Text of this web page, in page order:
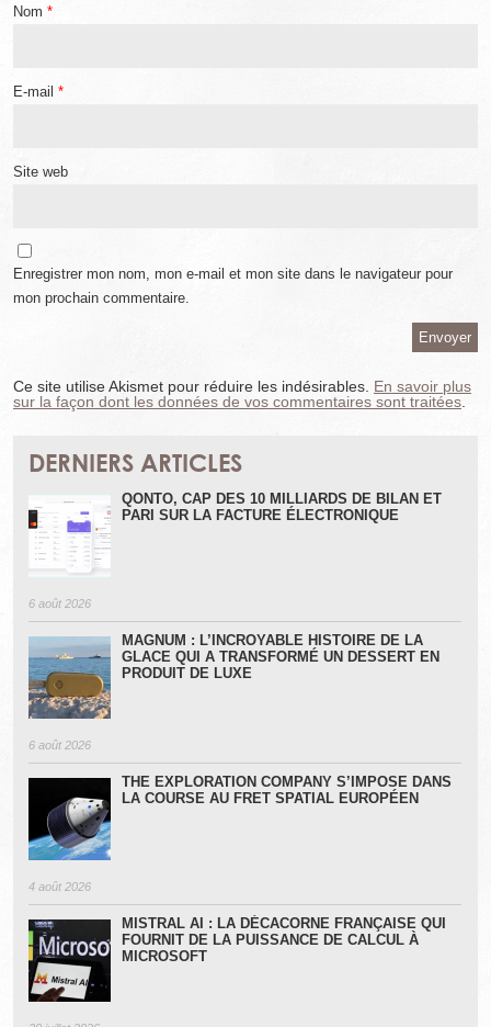
Nom *
E-mail *
Site web
Enregistrer mon nom, mon e-mail et mon site dans le navigateur pour
mon prochain commentaire.
Ce site utilise Akismet pour réduire les indésirables. En savoir plus
sur la façon dont les données de vos commentaires sont traitées
DERNIERS ARTICLES
QONTO, CAP DES 10 MILLIARDS DE BILAN ET
PARI SUR LA FACTURE ÉLECTRONIQUE
6 août 2026
MAGNUM : L’INCROYABLE HISTOIRE DE LA
GLACE QUI A TRANSFORMÉ UN DESSERT EN
PRODUIT DE LUXE
6 août 2026
THE EXPLORATION COMPANY S’IMPOSE DANS
LA COURSE AU FRET SPATIAL EUROPÉEN
4 août 2026
MISTRAL AI : LA DÉCACORNE FRANÇAISE QUI
FOURNIT DE LA PUISSANCE DE CALCUL À
MICROSOFT